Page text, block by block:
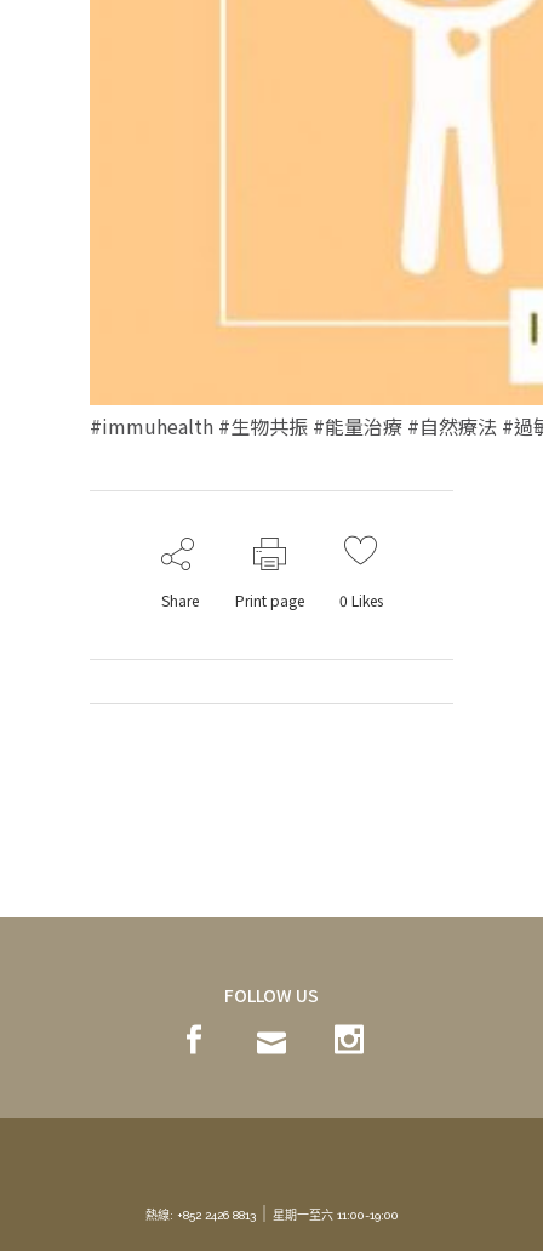
#immuhealth #生物共振 #能量治療 #自然療法 #過
Share Print page 0 Likes
FOLLOW US
熱線: +852 2426 8813｜ 星期一至六 11:00-19:00